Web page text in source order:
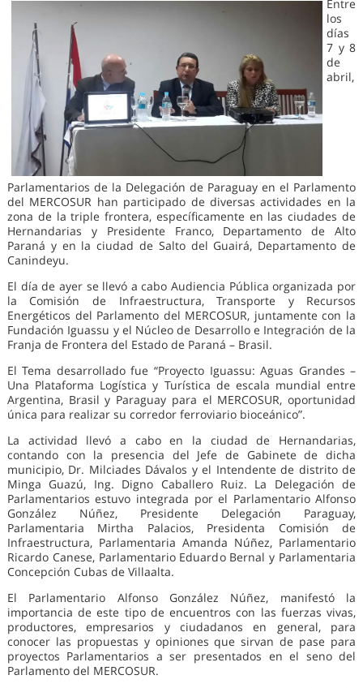
Entre
los
días
7 y 8
de
abril,
Parlamentarios de la Delegación de Paraguay en el Parlamento
del MERCOSUR han participado de diversas actividades en la
zona de la triple frontera, específicamente en las ciudades de
Hernandarias y Presidente Franco, Departamento de Alto
Paraná y en la ciudad de Salto del Guairá, Departamento de
Canindeyu.
El día de ayer se llevó a cabo Audiencia Pública organizada por
la Comisión de Infraestructura, Transporte y Recursos
Energéticos del Parlamento del MERCOSUR, juntamente con la
Fundación Iguassu y el Núcleo de Desarrollo e Integración de la
Franja de Frontera del Estado de Paraná – Brasil.
El Tema desarrollado fue “Proyecto Iguassu: Aguas Grandes –
Una Plataforma Logística y Turística de escala mundial entre
Argentina, Brasil y Paraguay para el MERCOSUR, oportunidad
única para realizar su corredor ferroviario bioceánico”.
La actividad llevó a cabo en la ciudad de Hernandarias,
contando con la presencia del Jefe de Gabinete de dicha
municipio, Dr. Milciades Dávalos y el Intendente de distrito de
Minga Guazú, Ing. Digno Caballero Ruiz. La Delegación de
Parlamentarios estuvo integrada por el Parlamentario Alfonso
González Núñez, Presidente Delegación Paraguay,
Parlamentaria Mirtha Palacios, Presidenta Comisión de
Infraestructura, Parlamentaria Amanda Núñez, Parlamentario
Ricardo Canese, Parlamentario Eduardo Bernal y Parlamentaria
Concepción Cubas de Villaalta.
El Parlamentario Alfonso González Núñez, manifestó la
importancia de este tipo de encuentros con las fuerzas vivas,
productores, empresarios y ciudadanos en general, para
conocer las propuestas y opiniones que sirvan de pase para
proyectos Parlamentarios a ser presentados en el seno del
Parlamento del MERCOSUR.